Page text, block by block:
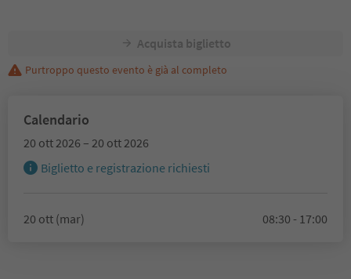
Acquista biglietto
Purtroppo questo evento è già al completo
Calendario
20 ott 2026 – 20 ott 2026
Biglietto e registrazione richiesti
20 ott (mar) 08:30 - 17:00